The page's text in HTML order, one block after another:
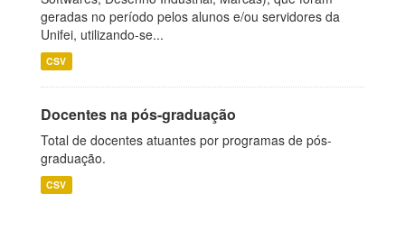
geradas no período pelos alunos e/ou servidores da
Unifei, utilizando-se...
CSV
Docentes na pós-graduação
Total de docentes atuantes por programas de pós-
graduação.
CSV